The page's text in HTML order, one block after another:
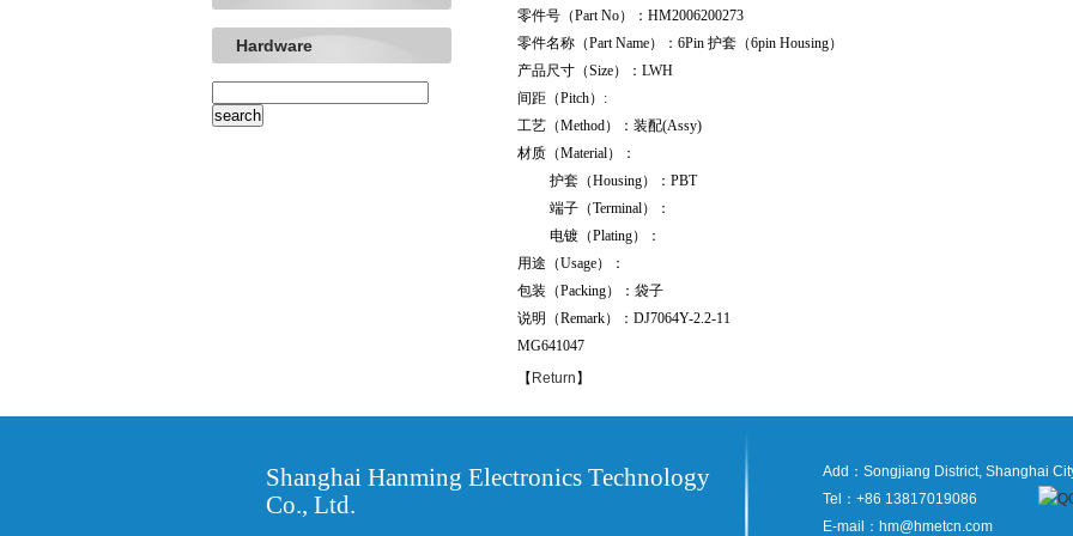
Hardware
零件号（Part No）：HM2006200273
零件名称（Part Name）：6Pin 护套（6pin Housing）
产品尺寸（Size）：LWH
间距（Pitch）:
工艺（Method）：装配(Assy)
材质（Material）：
护套（Housing）：PBT
端子（Terminal）：
电镀（Plating）：
用途（Usage）：
包装（Packing）：袋子
说明（Remark）：DJ7064Y-2.2-11
MG641047
【 Return 】
Shanghai Hanming Electronics Technology
Co., Ltd.
Add：Songjiang District, Shanghai
Tel：+86 13817019086
E-mail：hm@hmetcn.com